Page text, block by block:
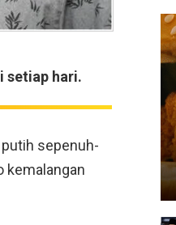
setiap hari.
putih sepenuh­
kemalangan